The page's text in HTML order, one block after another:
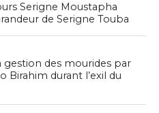
Serigne Moustapha
de Serigne Touba
gestion des mourides par
Birahim durant l’exil du